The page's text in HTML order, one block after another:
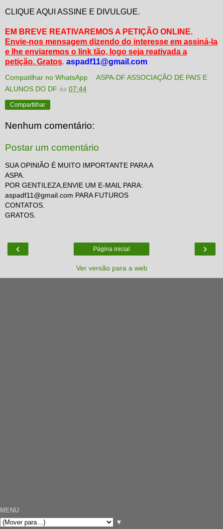
CLIQUE AQUI ASSINE E DIVULGUE.
EM BREVE REATIVAREMOS A PETIÇÃO ONLINE.
Envie-nos mensagem dizendo do interesse em assiná-la
e lhe enviaremos o link tão, logo seja reativada a
petição. Gratos. aspadf11@gmail.com
Compatilhar no WhatsApp
ASPA-DF ASSOCIAÇÃO DE PAIS E
ALUNOS DO DF às 07:44
Compartilhar
Nenhum comentário:
Postar um comentário
SUA OPINIÃO É MUITO IMPORTANTE PARA A
ASPA.
POR GENTILEZA,ENVIE UM E-MAIL PARA:
aspadf11@gmail.com PARA FUTUROS
CONTATOS.
GRATOS.
‹ ›
Página inicial
Ver versão para a web
MENU
▼